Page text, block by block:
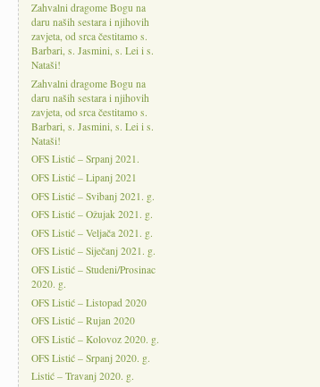
Zahvalni dragome Bogu na
daru naših sestara i njihovih
zavjeta, od srca čestitamo s.
Barbari, s. Jasmini, s. Lei i s.
Nataši!
Zahvalni dragome Bogu na
daru naših sestara i njihovih
zavjeta, od srca čestitamo s.
Barbari, s. Jasmini, s. Lei i s.
Nataši!
OFS Listić – Srpanj 2021.
OFS Listić – Lipanj 2021
OFS Listić – Svibanj 2021. g.
OFS Listić – Ožujak 2021. g.
OFS Listić – Veljača 2021. g.
OFS Listić – Siječanj 2021. g.
OFS Listić – Studeni/Prosinac
2020. g.
OFS Listić – Listopad 2020
OFS Listić – Rujan 2020
OFS Listić – Kolovoz 2020. g.
OFS Listić – Srpanj 2020. g.
Listić – Travanj 2020. g.